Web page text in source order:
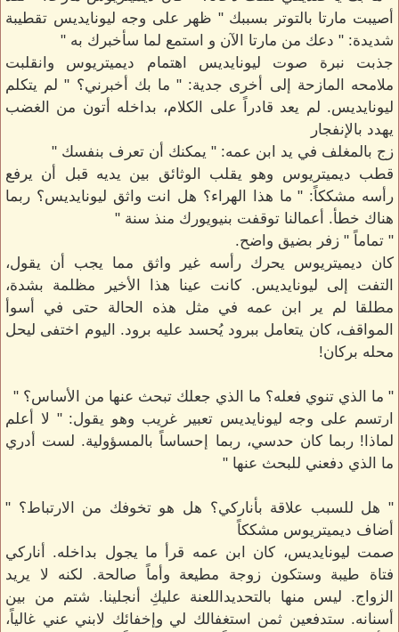
أصيبت مارتا بالتوتر بسببك " ظهر على وجه ليونايديس تقطيبة
شديدة: " دعك من مارتا الآن و استمع لما سأخبرك به "
جذبت نبرة صوت ليونايديس اهتمام ديميتريوس وانقلبت
ملامحه المازحة إلى أخرى جدية: " ما بك أخبرني؟ " لم يتكلم
ليونايديس. لم يعد قادراً على الكلام، بداخله أتون من الغضب
يهدد بالإنفجار
زج بالمغلف في يد ابن عمه: " يمكنك أن تعرف بنفسك "
قطب ديميتريوس وهو يقلب الوثائق بين يديه قبل أن يرفع
رأسه مشككاً: " ما هذا الهراء؟ هل انت واثق ليونايديس؟ ربما
هناك خطأ. أعمالنا توقفت بنيويورك منذ سنة "
" تماماً " زفر بضيق واضح.
كان ديميتريوس يحرك رأسه غير واثق مما يجب أن يقول،
التفت إلى ليونايديس. كانت عينا هذا الأخير مظلمة بشدة،
مطلقا لم ير ابن عمه في مثل هذه الحالة حتى في أسوأ
المواقف، كان يتعامل ببرود يُحسد عليه برود. اليوم اختفى ليحل
محله بركان!
" ما الذي تنوي فعله؟ ما الذي جعلك تبحث عنها من الأساس؟ "
ارتسم على وجه ليونايديس تعبير غريب وهو يقول: " لا أعلم
لماذا! ربما كان حدسي، ربما إحساساً بالمسؤولية. لست أدري
ما الذي دفعني للبحث عنها "
" هل للسبب علاقة بأناركي؟ هل هو تخوفك من الارتباط؟ "
أضاف ديميتريوس مشككاً
صمت ليونايديس، كان ابن عمه قرأ ما يجول بداخله. أناركي
فتاة طيبة وستكون زوجة مطيعة وأماً صالحة. لكنه لا يريد
الزواج. ليس منها بالتحديداللعنة عليكِ أنجلينا. شتم من بين
أسنانه. ستدفعين ثمن استغفالك لي وإخفائك لابني عني غالياً،